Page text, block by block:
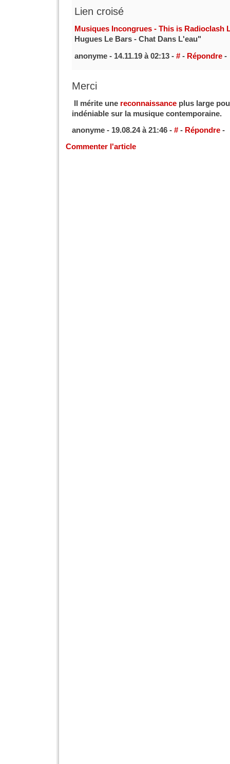
Lien croisé
Musiques Incongrues - This is Radioclash
Hugues Le Bars - Chat Dans L'eau"
anonyme - 14.11.19 à 02:13 - #- Répondre-
Merci
Il mérite une reconnaissanceplus large
indéniable sur la musique contemporaine.
anonyme - 19.08.24 à 21:46 - #- Répondre-
Commenter l'article